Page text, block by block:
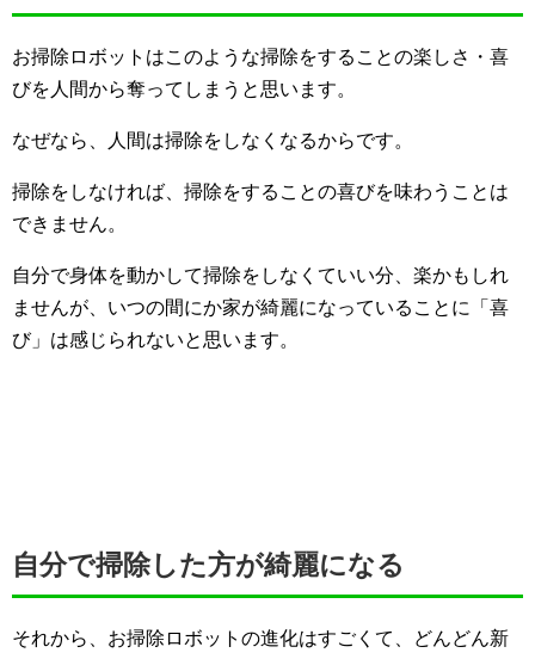
お掃除ロボットはこのような掃除をすることの楽しさ・喜
びを人間から奪ってしまうと思います。
なぜなら、人間は掃除をしなくなるからです。
掃除をしなければ、掃除をすることの喜びを味わうことは
できません。
自分で身体を動かして掃除をしなくていい分、楽かもしれ
ませんが、いつの間にか家が綺麗になっていることに「喜
び」は感じられないと思います。
自分で掃除した方が綺麗になる
それから、お掃除ロボットの進化はすごくて、どんどん新